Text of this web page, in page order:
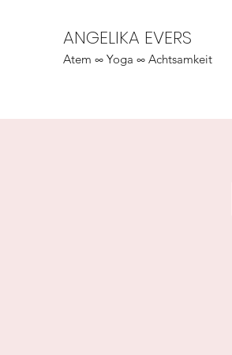
ANGELIKA EVERS
Atem ∞ Yoga ∞ Achtsamkeit